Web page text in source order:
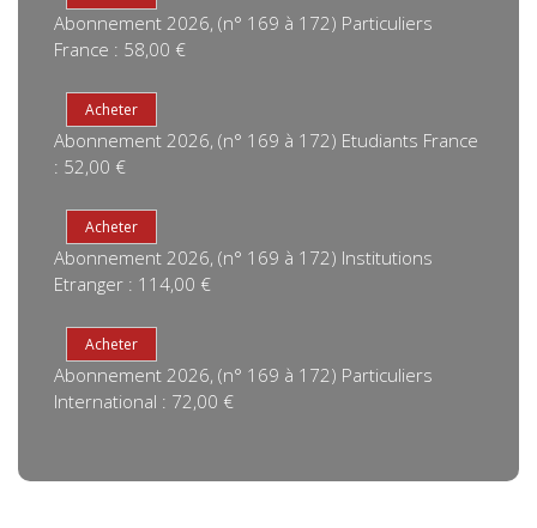
Abonnement 2026, (n° 169 à 172) Particuliers
France : 58,00 €
Abonnement 2026, (n° 169 à 172) Etudiants France
: 52,00 €
Abonnement 2026, (n° 169 à 172) Institutions
Etranger : 114,00 €
Abonnement 2026, (n° 169 à 172) Particuliers
International : 72,00 €